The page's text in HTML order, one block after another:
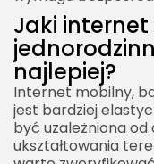
Jaki
najlepiej?
Internet mobilny,
jest bardziej
być uzależniona od
ukształtowania